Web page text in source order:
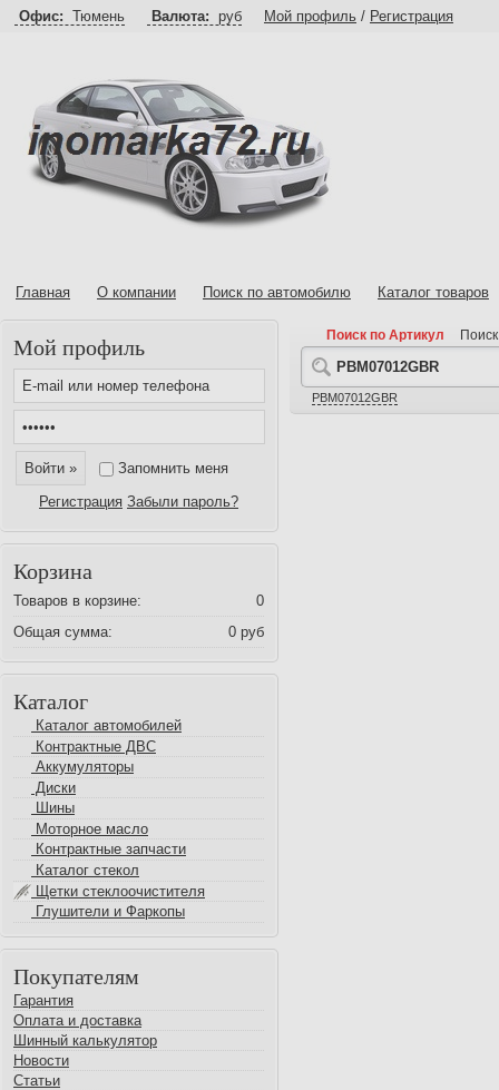
Офис: Тюмень Валюта: руб Мой профиль / Регистрация
Главная О компании Поиск по автомобилю Каталог товаров
Мой профиль
Запомнить меня
Регистрация Забыли пароль?
Корзина
Товаров в корзине:
0
Общая сумма:
0 руб
Каталог
Каталог автомобилей
Контрактные ДВС
Аккумуляторы
Диски
Шины
Моторное масло
Контрактные запчасти
Каталог стекол
Щетки стеклоочистителя
Глушители и Фаркопы
Покупателям
Гарантия
Оплата и доставка
Шинный калькулятор
Новости
Статьи
Поиск по Артикул
PBM07012GBR